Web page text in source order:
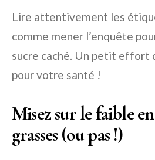
Lire attentivement les
comme mener l’enquête
sucre caché. Un petit effort
pour votre santé !
Misez sur le faible
grasses (ou pas !)